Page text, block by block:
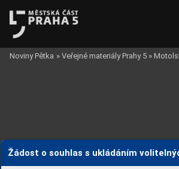
Žádost o souhlas s ukládáním
Noviny Pětka » Veřejné materiály Prahy 5 »